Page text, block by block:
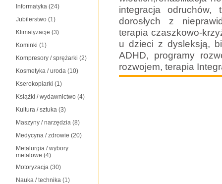
Informatyka (24)
Jubilerstwo (1)
Klimatyzacje (3)
Kominki (1)
Kompresory / sprężarki (2)
Kosmetyka / uroda (10)
Kserokopiarki (1)
Książki / wydawnictwo (4)
Kultura / sztuka (3)
Maszyny / narzędzia (8)
Medycyna / zdrowie (20)
Metalurgia / wybory
metalowe (4)
Motoryzacja (30)
Nauka / technika (1)
integracja
dorosłych z
terapia czaszkowo-
u dzieci z dysleksją,
ADHD, programy
rozwojem, terapia